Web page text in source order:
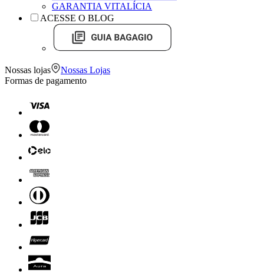
GARANTIA VITALÍCIA
ACESSE O BLOG
Nossas lojas
Nossas Lojas
Formas de pagamento